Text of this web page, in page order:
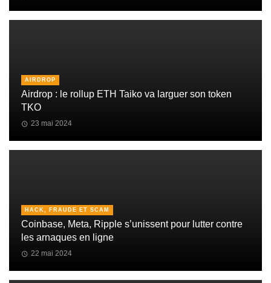
AIRDROP
Airdrop : le rollup ETH Taiko va larguer son token
TKO
23 mai 2024
HACK, FRAUDE ET SCAM
Coinbase, Meta, Ripple s’unissent pour lutter contre
les arnaques en ligne
22 mai 2024